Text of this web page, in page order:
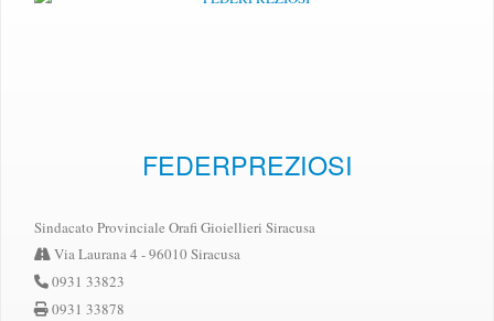
FEDERPREZIOSI
Sindacato Provinciale Orafi Gioiellieri Siracusa
Via Laurana 4 - 96010 Siracusa
0931 33823
0931 33878